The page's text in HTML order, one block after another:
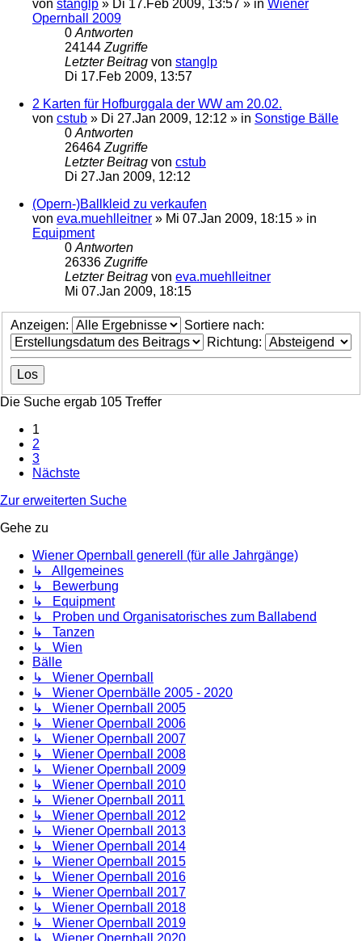
von stanglp » Di 17.Feb 2009, 13:57 » in Wiener
Opernball 2009
0 Antworten
24144 Zugriffe
Letzter Beitrag von stanglp
Di 17.Feb 2009, 13:57
2 Karten für Hofburggala der WW am 20.02.
von cstub » Di 27.Jan 2009, 12:12 » in Sonstige Bälle
0 Antworten
26464 Zugriffe
Letzter Beitrag von cstub
Di 27.Jan 2009, 12:12
(Opern-)Ballkleid zu verkaufen
von eva.muehlleitner » Mi 07.Jan 2009, 18:15 » in
Equipment
0 Antworten
26336 Zugriffe
Letzter Beitrag von eva.muehlleitner
Mi 07.Jan 2009, 18:15
Anzeigen:
Sortiere nach:
Richtung:
Die Suche ergab 105 Treffer
1
2
3
Nächste
Zur erweiterten Suche
Gehe zu
Wiener Opernball generell (für alle Jahrgänge)
↳ Allgemeines
↳ Bewerbung
↳ Equipment
↳ Proben und Organisatorisches zum Ballabend
↳ Tanzen
↳ Wien
Bälle
↳ Wiener Opernball
↳ Wiener Opernbälle 2005 - 2020
↳ Wiener Opernball 2005
↳ Wiener Opernball 2006
↳ Wiener Opernball 2007
↳ Wiener Opernball 2008
↳ Wiener Opernball 2009
↳ Wiener Opernball 2010
↳ Wiener Opernball 2011
↳ Wiener Opernball 2012
↳ Wiener Opernball 2013
↳ Wiener Opernball 2014
↳ Wiener Opernball 2015
↳ Wiener Opernball 2016
↳ Wiener Opernball 2017
↳ Wiener Opernball 2018
↳ Wiener Opernball 2019